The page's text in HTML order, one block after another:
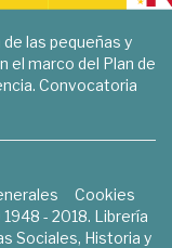
las pequeñas y
el marco del Plan de
Convocatoria
Cookies
- 2018. Librería
Sociales, Historia y